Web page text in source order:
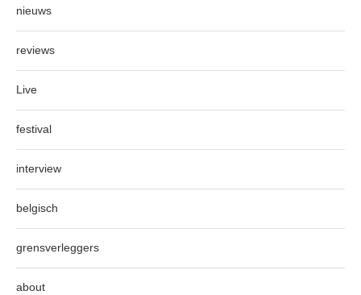
nieuws
reviews
Live
festival
interview
belgisch
grensverleggers
about